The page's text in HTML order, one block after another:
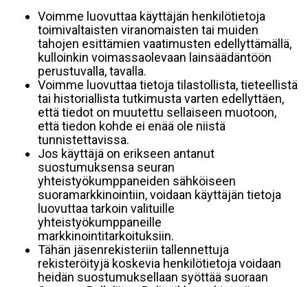
Voimme luovuttaa käyttäjän henkilötietoja
toimivaltaisten viranomaisten tai muiden
tahojen esittämien vaatimusten edellyttämällä,
kulloinkin voimassaolevaan lainsäädäntöön
perustuvalla, tavalla.
Voimme luovuttaa tietoja tilastollista, tieteellistä
tai historiallista tutkimusta varten edellyttäen,
että tiedot on muutettu sellaiseen muotoon,
että tiedon kohde ei enää ole niistä
tunnistettavissa.
Jos käyttäjä on erikseen antanut
suostumuksensa seuran
yhteistyökumppaneiden sähköiseen
suoramarkkinointiin, voidaan käyttäjän tietoja
luovuttaa tarkoin valituille
yhteistyökumppaneille
markkinointitarkoituksiin.
Tähän jäsenrekisteriin tallennettuja
rekisteröityjä koskevia henkilötietoja voidaan
heidän suostumuksellaan syöttää suoraan